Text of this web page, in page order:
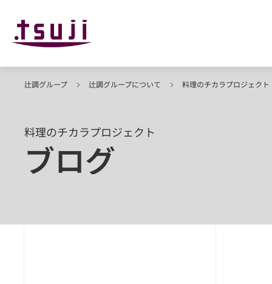
辻調グループ 辻調グループについて 料理のチカラプロジェクト
料理のチカラプロジェクト
ブログ